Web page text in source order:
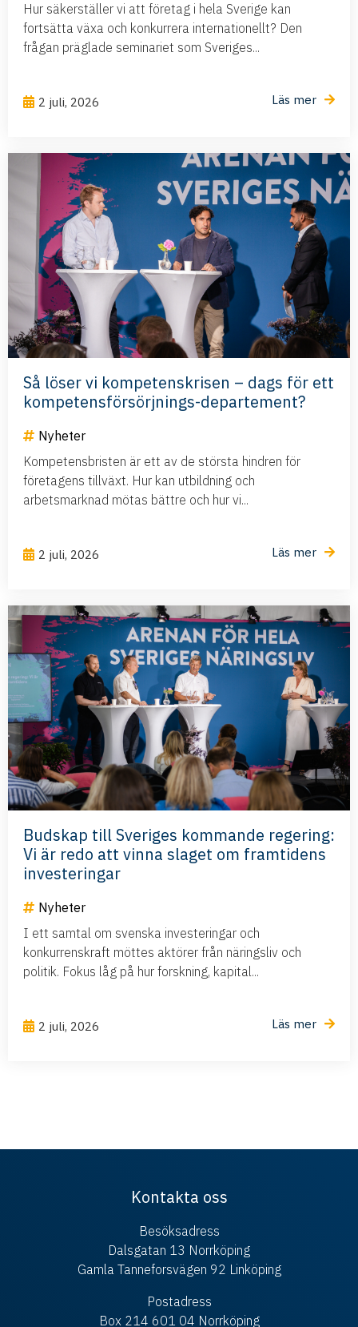
Hur säkerställer vi att företag i hela Sverige kan
fortsätta växa och konkurrera internationellt? Den
frågan präglade seminariet som Sveriges...
2 juli, 2026 Läs mer
Så löser vi kompetenskrisen – dags för ett
kompetensförsörjnings-departement?
Nyheter
Kompetensbristen är ett av de största hindren för
företagens tillväxt. Hur kan utbildning och
arbetsmarknad mötas bättre och hur vi...
2 juli, 2026 Läs mer
Budskap till Sveriges kommande regering:
Vi är redo att vinna slaget om framtidens
investeringar
Nyheter
I ett samtal om svenska investeringar och
konkurrenskraft möttes aktörer från näringsliv och
politik. Fokus låg på hur forskning, kapital...
2 juli, 2026 Läs mer
Kontakta oss
Besöksadress
Dalsgatan 13 Norrköping
Gamla Tanneforsvägen 92 Linköping
Postadress
Box 214 601 04 Norrköping